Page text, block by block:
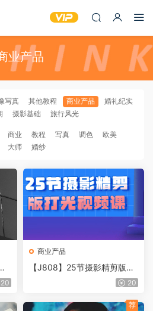
业产品
写真 其他教程 商业产品
婚礼纪实
摄影基础 旅行风光
商业 教程 写真 调色
欧美
大师 婚纱
20
商业产品
【J808】25节摄影精剪版打
20
荐